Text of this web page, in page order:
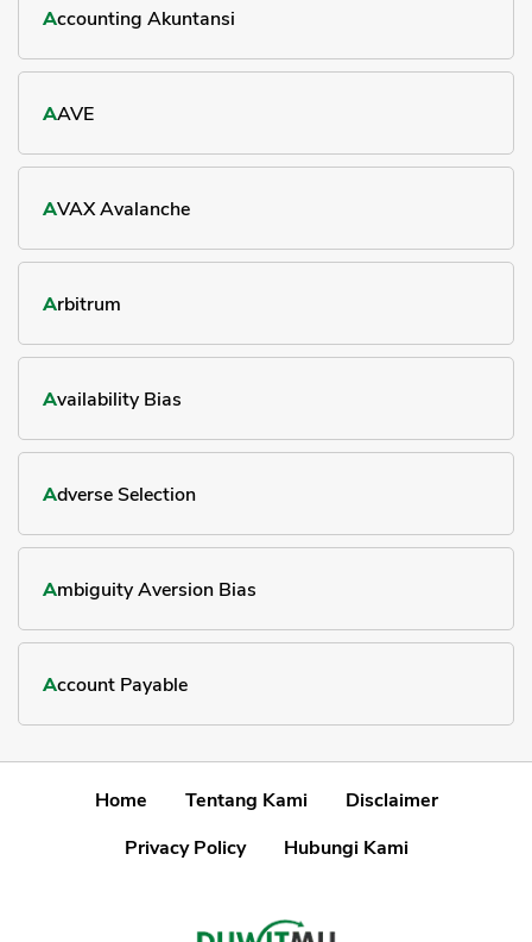
Accounting Akuntansi
AAVE
AVAX Avalanche
Arbitrum
Availability Bias
Adverse Selection
Ambiguity Aversion Bias
Account Payable
Home Tentang Kami
Disclaimer
Privacy Policy
Hubungi Kami